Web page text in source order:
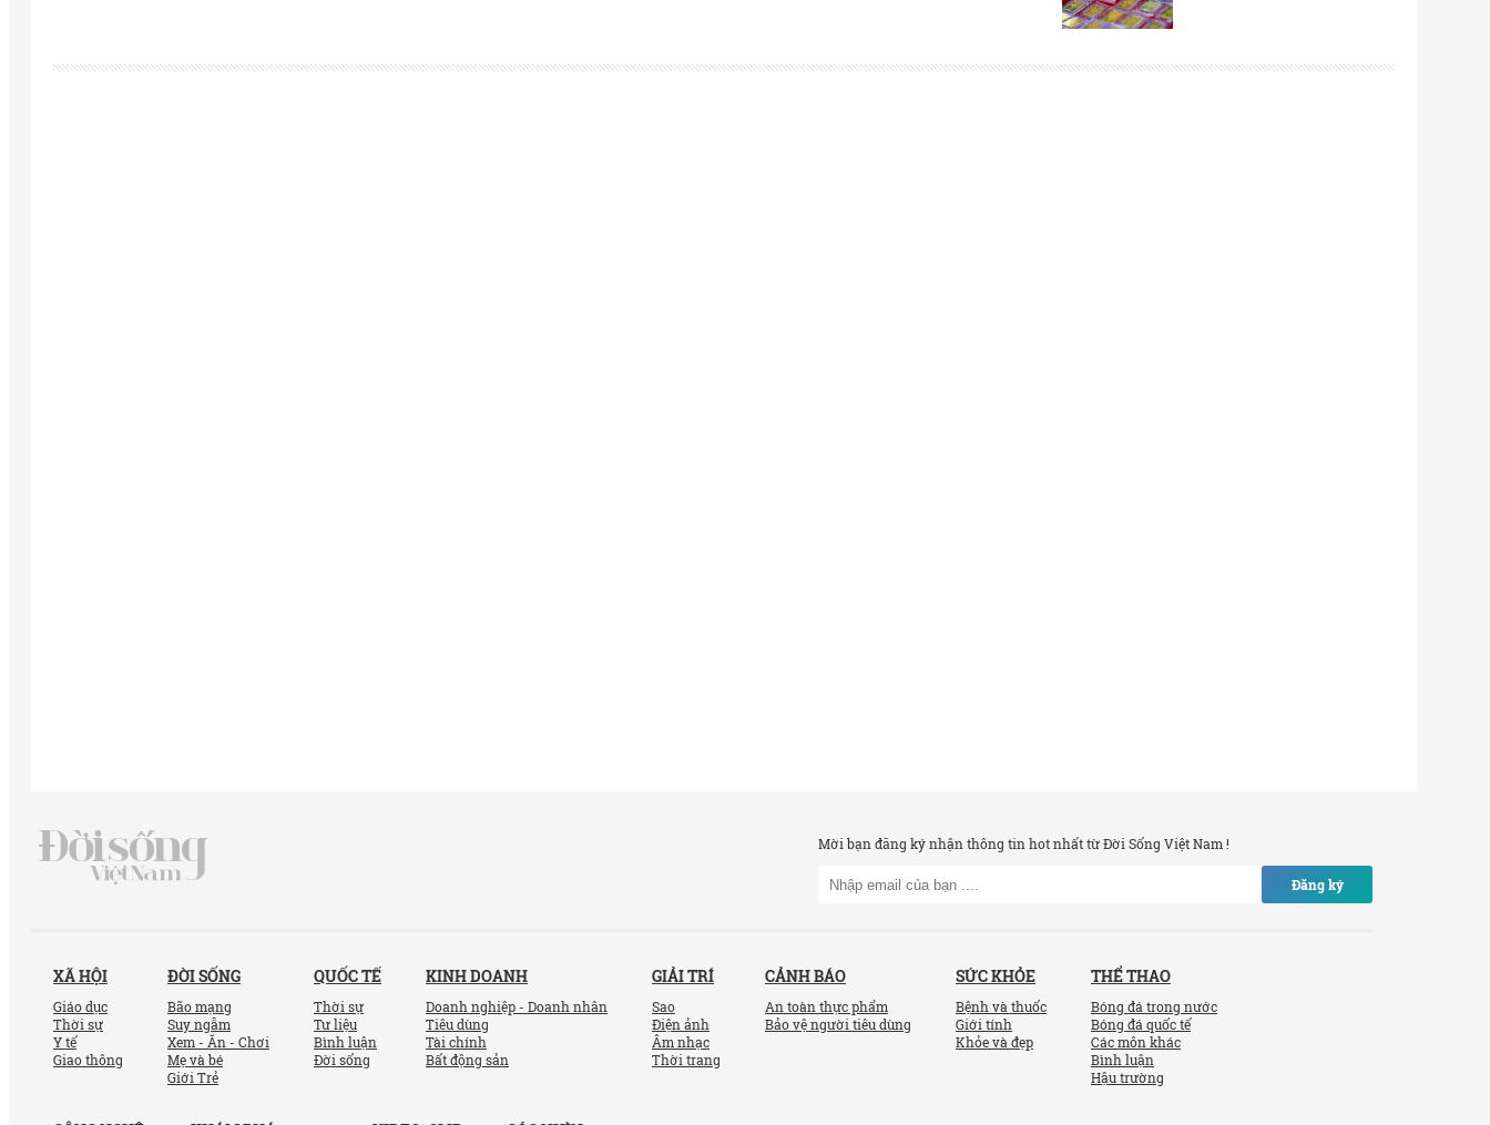
Mời bạn đăng ký nhận thông tin hot nhất từ Đời Sống Việt Nam !
Đăng ký
XÃ HỘI
Giáo dục
Thời sự
Y tế
Giao thông
ĐỜI SỐNG
Bão mạng
Suy ngẫm
Xem - Ăn - Chơi
Mẹ và bé
Giới Trẻ
QUỐC TẾ
Thời sự
Tư liệu
Bình luận
Đời sống
KINH DOANH
Doanh nghiệp - Doanh nhân
Tiêu dùng
Tài chính
Bất động sản
GIẢI TRÍ
Sao
Điện ảnh
Âm nhạc
Thời trang
CẢNH BÁO
An toàn thực phẩm
Bảo vệ người tiêu dùng
SỨC KHỎE
Bệnh và thuốc
Giới tính
Khỏe và đẹp
THỂ THAO
Bóng đá trong nước
Bóng đá quốc tế
Các môn khác
Bình luận
Hậu trường